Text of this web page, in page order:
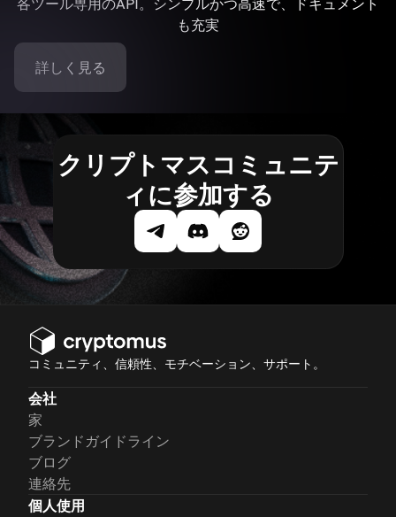
各ツール専用のAPI。シンプルかつ高速で、ドキュメント
も充実
詳しく見る
クリプトマスコミュニテ
ィに参加する
コミュニティ、信頼性、モチベーション、サポート。
会社
家
ブランドガイドライン
ブログ
連絡先
個人使用